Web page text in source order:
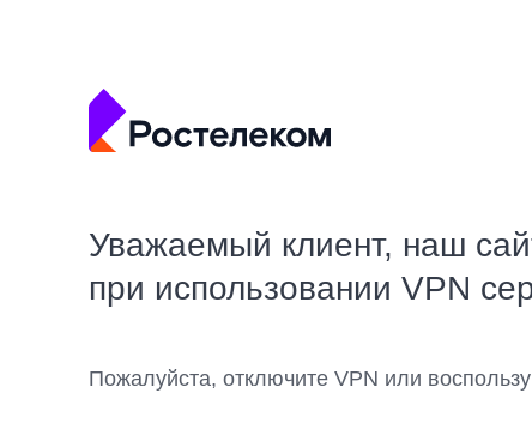
Уважаемый клиент, наш
при использовании VPN
Пожалуйста, отключите VPN или